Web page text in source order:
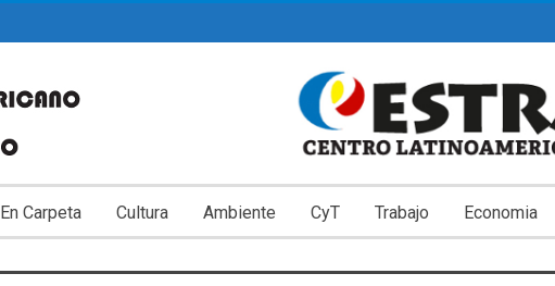
En Carpeta Cultura Ambiente CyT Trabajo Economia